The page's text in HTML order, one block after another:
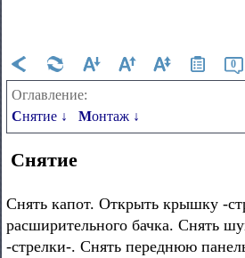
0
Оглавление:
Снятие ↓
Монтаж ↓
Снятие
Снять капот. Открыть крышку -
расширительного бачка. Снять
-стрелки-. Снять переднюю